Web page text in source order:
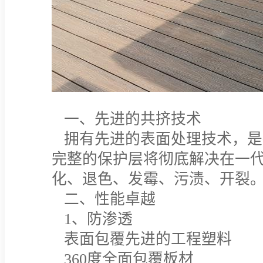
一、先进的共挤技术
拥有先进的表面处理技术，
完整的保护层将彻底解决在一
化、退色、发霉、污渍、开裂
二、性能卓越
1、防渗透
表面包覆先进的工程塑料
360度全面包覆板材